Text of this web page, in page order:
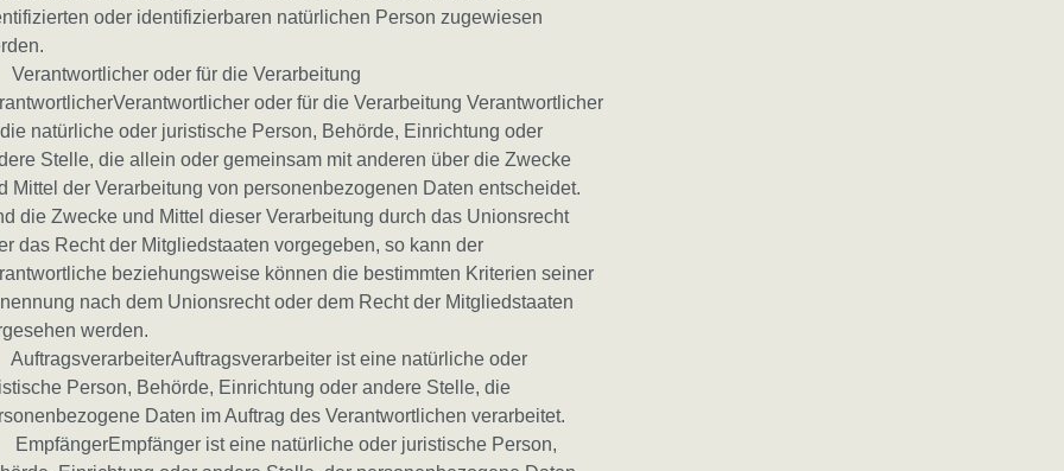
oder identifizierbaren natürlichen Person zugewiesen
oder für die Verarbeitung
oder für die Verarbeitung Verantwortlicher
natürliche oder juristische Person, Behörde, Einrichtung oder
Stelle, die allein oder gemeinsam mit anderen über die Zwecke
Mittel der Verarbeitung von personenbezogenen Daten entscheidet.
die Zwecke und Mittel dieser Verarbeitung durch das Unionsrecht
das Recht der Mitgliedstaaten vorgegeben, so kann der
beziehungsweise können die bestimmten Kriterien seiner
nach dem Unionsrecht oder dem Recht der Mitgliedstaaten
werden.
ist eine natürliche oder
Person, Behörde, Einrichtung oder andere Stelle, die
Daten im Auftrag des Verantwortlichen verarbeitet.
ist eine natürliche oder juristische Person,